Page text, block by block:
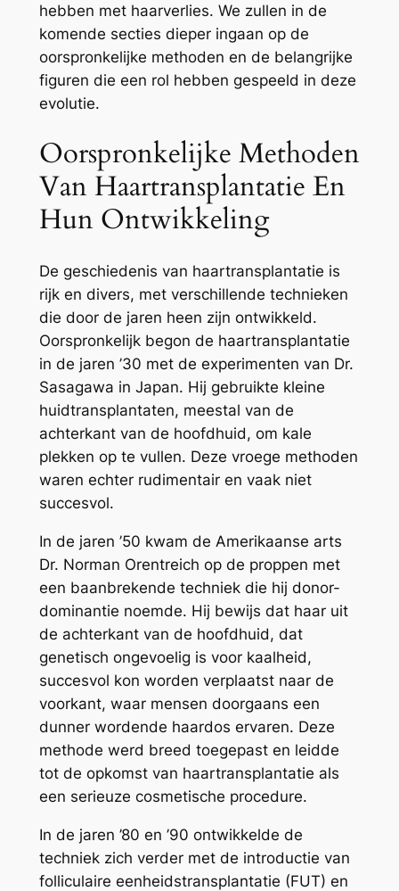
hebben met haarverlies. We zullen in de
komende secties dieper ingaan op de
oorspronkelijke methoden en de belangrijke
figuren die een rol hebben gespeeld in deze
evolutie.
Oorspronkelijke Methoden
Van Haartransplantatie En
Hun Ontwikkeling
De geschiedenis van haartransplantatie is
rijk en divers, met verschillende technieken
die door de jaren heen zijn ontwikkeld.
Oorspronkelijk begon de haartransplantatie
in de jaren ’30 met de experimenten van Dr.
Sasagawa in Japan. Hij gebruikte kleine
huidtransplantaten, meestal van de
achterkant van de hoofdhuid, om kale
plekken op te vullen. Deze vroege methoden
waren echter rudimentair en vaak niet
succesvol.
In de jaren ’50 kwam de Amerikaanse arts
Dr. Norman Orentreich op de proppen met
een baanbrekende techniek die hij donor-
dominantie noemde. Hij bewijs dat haar uit
de achterkant van de hoofdhuid, dat
genetisch ongevoelig is voor kaalheid,
succesvol kon worden verplaatst naar de
voorkant, waar mensen doorgaans een
dunner wordende haardos ervaren. Deze
methode werd breed toegepast en leidde
tot de opkomst van haartransplantatie als
een serieuze cosmetische procedure.
In de jaren ’80 en ’90 ontwikkelde de
techniek zich verder met de introductie van
folliculaire eenheidstransplantatie (FUT) en